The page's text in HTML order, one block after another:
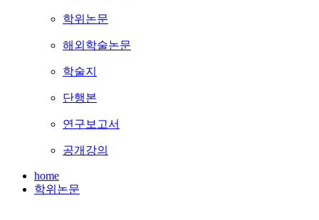
학위논문
해외학술논문
학술지
단행본
연구보고서
공개강의
home
학위논문